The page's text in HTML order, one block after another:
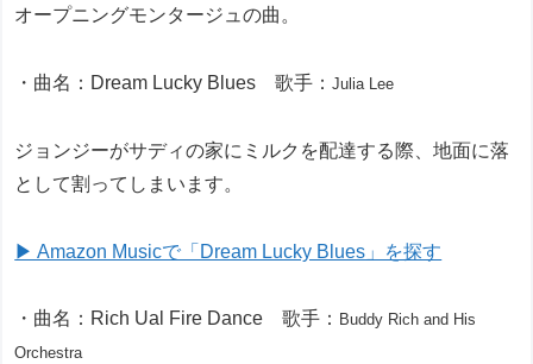
オープニングモンタージュの曲。
・曲名：Dream Lucky Blues 歌手：Julia Lee
ジョンジーがサディの家にミルクを配達する際、地面に落
として割ってしまいます。
▶ Amazon Musicで「Dream Lucky Blues」を探す
・曲名：Rich Ual Fire Dance 歌手： Buddy Rich and His
Orchestra